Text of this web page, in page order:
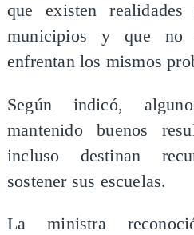
que existen
municipios y que no
enfrentan los mismos
Según indicó,
mantenido buenos
incluso destinan
sostener sus escuelas.
La ministra